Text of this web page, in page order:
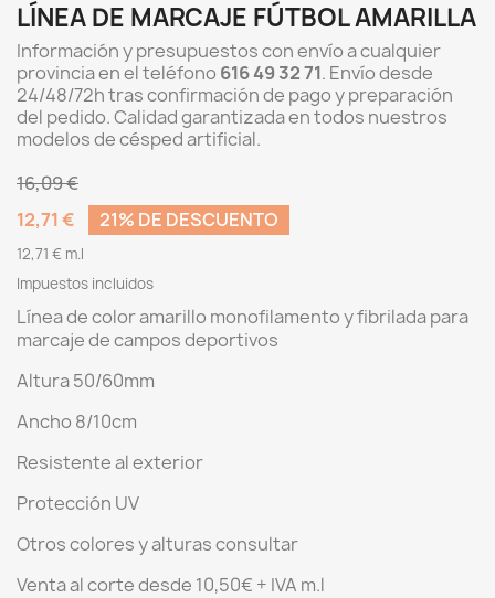
LÍNEA DE MARCAJE FÚTBOL AMARILLA
Información y presupuestos con envío a cualquier
provincia en el teléfono 616 49 32 71. Envío desde
24/48/72h tras confirmación de pago y preparación
del pedido. Calidad garantizada en todos nuestros
modelos de césped artificial.
16,09 €
12,71 €
21% DE DESCUENTO
12,71 € m.l
Impuestos incluidos
Línea de color amarillo monofilamento y fibrilada para
marcaje de campos deportivos
Altura 50/60mm
Ancho 8/10cm
Resistente al exterior
Protección UV
Otros colores y alturas consultar
Venta al corte desde 10,50€ + IVA m.l